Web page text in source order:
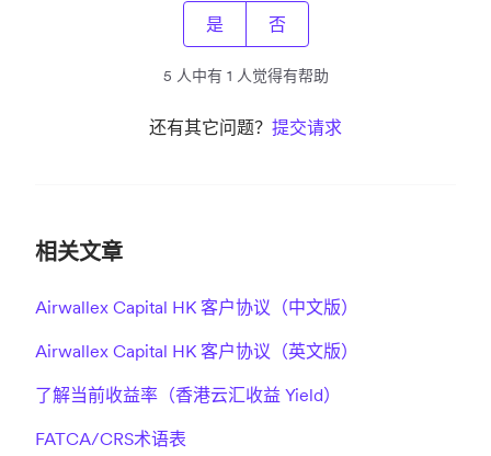
是 否
5 人中有 1 人觉得有帮助
还有其它问题？ 提交请求
相关文章
Airwallex Capital HK 客户协议（中文版）
Airwallex Capital HK 客户协议（英文版）
了解当前收益率（香港云汇收益 Yield）
FATCA/CRS术语表